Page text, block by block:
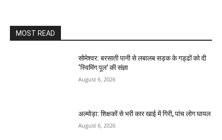
MOST READ
सोमेश्वर: बरसाती पानी से लबालब सड़क के गड्ढों को दी
‘स्विमिंग पूल’ की संज्ञा
August 6, 2026
अल्मोड़ा: शिक्षकों से भरी कार खाई में गिरी, पांच लोग घायल
August 6, 2026